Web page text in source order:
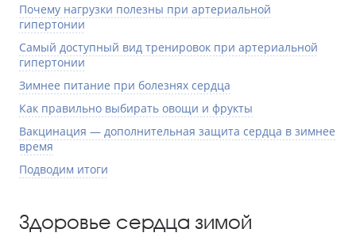
Почему нагрузки полезны при артериальной
гипертонии
Самый доступный вид тренировок при артериальной
гипертонии
Зимнее питание при болезнях сердца
Как правильно выбирать овощи и фрукты
Вакцинация — дополнительная защита сердца в зимнее
время
Подводим итоги
Здоровье сердца зимой